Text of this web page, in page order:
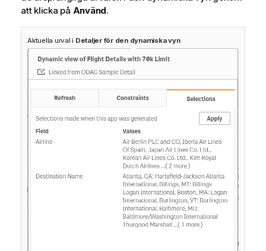
att klicka på Använd.
Aktuella urval i Detaljer för den dynamiska vyn